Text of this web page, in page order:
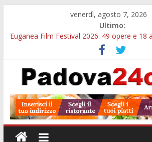
venerdì, agosto 7, 2026
Ultimo:
Euganea Film Festival 2026: 49 opere e 18
Slow Looking agli Eremitani: un’ora per
un’opera
Notizie di Padova alle ore 21: lavoratore
Orto Botanico Padova: visite ed escursioni
Concorso Università di Padova: 5
7 agosto